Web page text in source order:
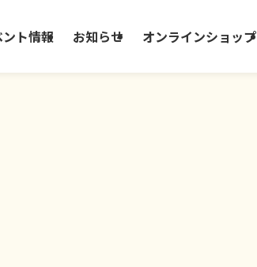
ント情報 お知らせ オンラインショップ